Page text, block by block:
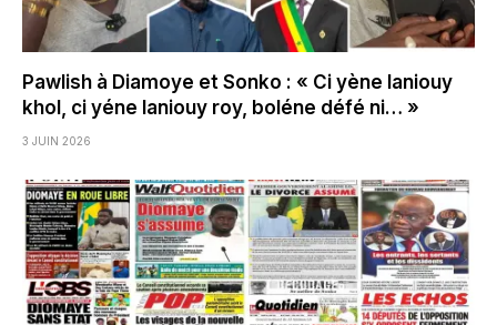
Pawlish à Diamoye et Sonko : « Ci yène laniouy
khol, ci yéne laniouy roy, boléne défé ni… »
3 JUIN 2026